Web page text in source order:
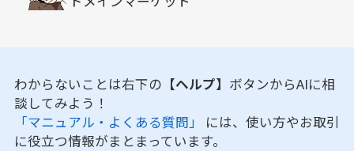
わからないことは右下の 【ヘルプ】 ボタンからAIに相
談してみよう！
「マニュアル・よくある質問」 には、使い方やお取引
に役立つ情報がまとまっています。